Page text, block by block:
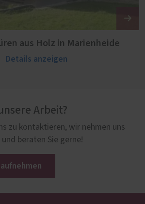
aus Holz in Marienheide
Details anzeigen
Arbeit?
zu kontaktieren, wir nehmen uns
beraten Sie gerne!